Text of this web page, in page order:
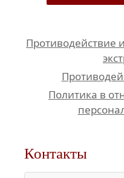
Противодействие
Политика в
Контакты